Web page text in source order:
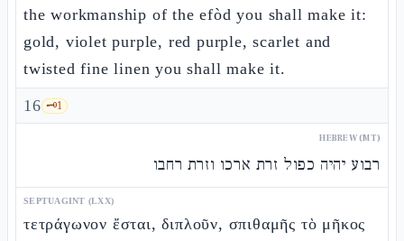
the workmanship of the efòd you shall make it:
gold, violet purple, red purple, scarlet and
twisted fine linen you shall make it.
16 🗝️1
HEBREW (MT)
רבוע יהיה כפול זרת ארכו וזרת רחבו
SEPTUAGINT (LXX)
τετράγωνον ἔσται, διπλοῦν, σπιθαμῆς τὸ μῆκος